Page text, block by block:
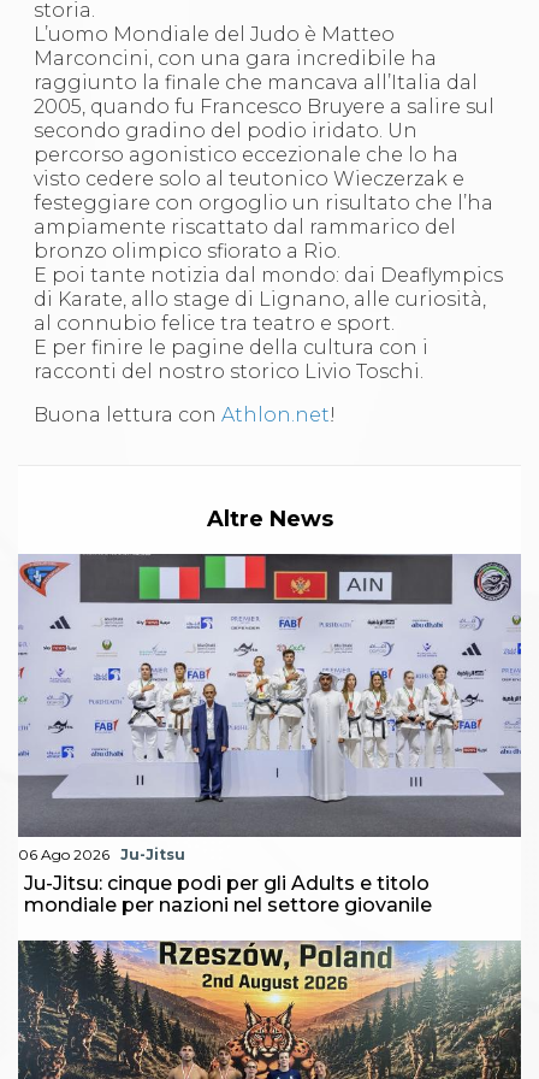
Sportello Fiscale
News
Modulistica
FAQ
Quesiti fiscali
Sostenibilità
Documenti
storia.
L’uomo Mondiale del Judo è Matteo
Marconcini, con una gara incredibile ha
raggiunto la finale che mancava all’Italia dal
2005, quando fu Francesco Bruyere a salire sul
secondo gradino del podio iridato. Un
percorso agonistico eccezionale che lo ha
visto cedere solo al teutonico Wieczerzak e
festeggiare con orgoglio un risultato che l’ha
ampiamente riscattato dal rammarico del
bronzo olimpico sfiorato a Rio.
E poi tante notizia dal mondo: dai Deaflympics
di Karate, allo stage di Lignano, alle curiosità,
al connubio felice tra teatro e sport.
E per finire le pagine della cultura con i
racconti del nostro storico Livio Toschi.
Buona lettura conAthlon.net!
Altre News
06 Ago 2026 Ju-Jitsu
Ju-Jitsu: cinque podi per gli Adults e titolo
mondiale per nazioni nel settore giovanile